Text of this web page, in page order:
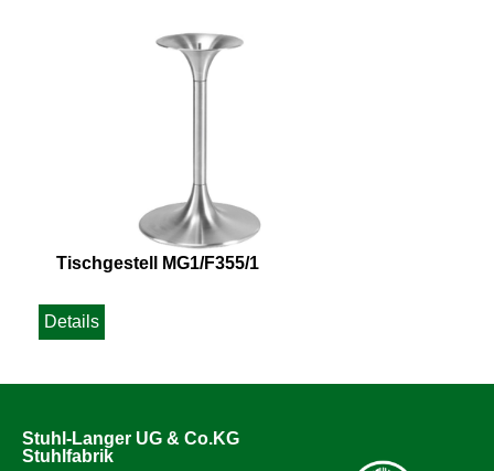
Tischgestell MG1/F355/1
Details
Stuhl-Langer UG & Co.KG
Stuhlfabrik